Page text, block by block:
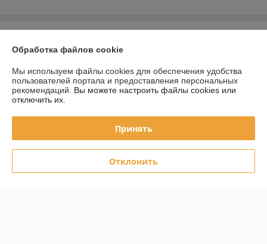
Доставка и оплата
График работы
Политика обработки cookies
Обработка файлов cookie
Мы используем файлы cookies для обеспечения удобства
пользователей портала и предоставления персональных
рекомендаций. Вы можете настроить файлы cookies или
отключить их.
Принять
Отклонить